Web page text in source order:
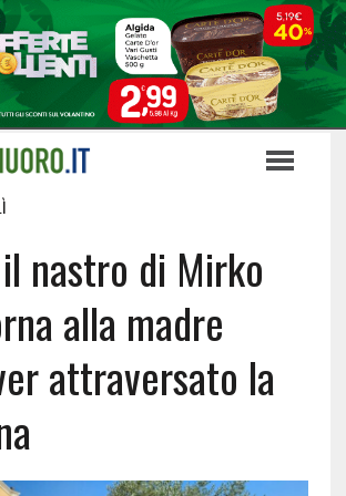
nastro di Mirko
alla madre
attraversato la